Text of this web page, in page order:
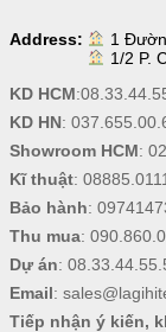
Address:
1
1/2 P.
KD HCM:
KD HN:
Showroom HCM:
Kĩ thuật:
Bảo hành:
Thu mua:
Dự án:
Email:
Tiếp nhận ý kiến,